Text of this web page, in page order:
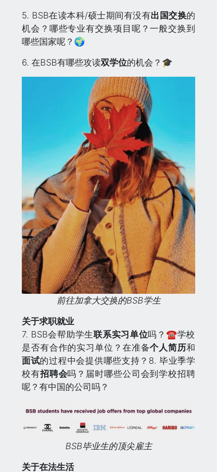
5. BSB在读本科/硕士期间有没有出国交换的
机会？哪些专业有交换项目呢？一般交换到
哪些国家呢？🌍
6. 在BSB有哪些攻读双学位的机会？🎓
前往加拿大交换的BSB学生
关于求职就业
7. BSB会帮助学生联系实习单位吗？☎️学校
是否有合作的实习单位？在准备个人简历和
面试的过程中会提供哪些支持？8. 毕业季学
校有招聘会吗？届时哪些公司会到学校招聘
呢？有中国的公司吗？
BSB毕业生的顶尖雇主
关于在法生活